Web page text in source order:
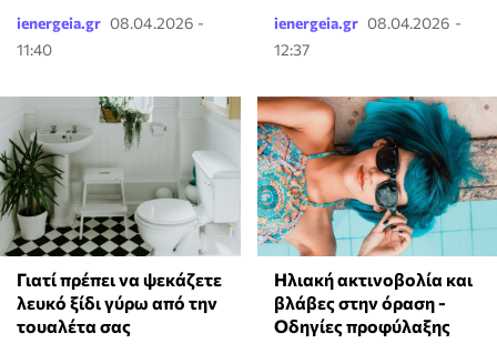
ienergeia.gr 08.04.2026 -
11:40
ienergeia.gr 08.04.2026 -
12:37
Γιατί πρέπει να ψεκάζετε
λευκό ξίδι γύρω από την
τουαλέτα σας
Ηλιακή ακτινοβολία και
βλάβες στην όραση -
Οδηγίες προφύλαξης